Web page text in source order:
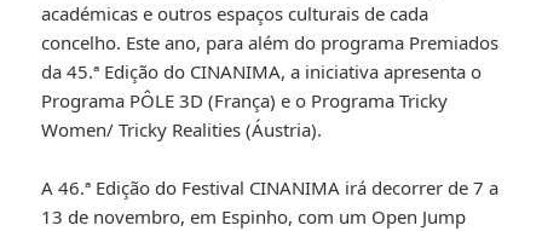
académicas e outros espaços culturais de cada
concelho. Este ano, para além do programa Premiados
da 45.ª Edição do CINANIMA, a iniciativa apresenta o
Programa PÔLE 3D (França) e o Programa Tricky
Women/ Tricky Realities (Áustria).
A 46.ª Edição do Festival CINANIMA irá decorrer de 7 a
13 de novembro, em Espinho, com um Open Jump